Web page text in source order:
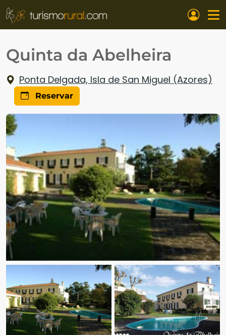
Pasar al contenido principal
Quinta da Abelheira
Ponta Delgada, Isla de San Miguel (Azores)
Reservar